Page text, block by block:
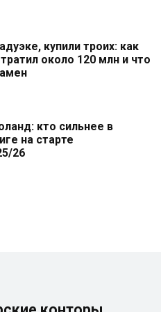
купили троих: как
около 120 млн и что
кто сильнее в
на старте
26